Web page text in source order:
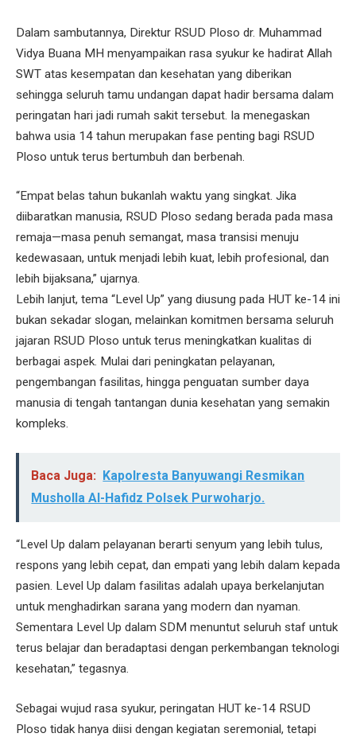
Dalam sambutannya, Direktur RSUD Ploso dr. Muhammad
Vidya Buana MH menyampaikan rasa syukur ke hadirat Allah
SWT atas kesempatan dan kesehatan yang diberikan
sehingga seluruh tamu undangan dapat hadir bersama dalam
peringatan hari jadi rumah sakit tersebut. Ia menegaskan
bahwa usia 14 tahun merupakan fase penting bagi RSUD
Ploso untuk terus bertumbuh dan berbenah.
“Empat belas tahun bukanlah waktu yang singkat. Jika
diibaratkan manusia, RSUD Ploso sedang berada pada masa
remaja—masa penuh semangat, masa transisi menuju
kedewasaan, untuk menjadi lebih kuat, lebih profesional, dan
lebih bijaksana,” ujarnya.
Lebih lanjut, tema “Level Up” yang diusung pada HUT ke-14 ini
bukan sekadar slogan, melainkan komitmen bersama seluruh
jajaran RSUD Ploso untuk terus meningkatkan kualitas di
berbagai aspek. Mulai dari peningkatan pelayanan,
pengembangan fasilitas, hingga penguatan sumber daya
manusia di tengah tantangan dunia kesehatan yang semakin
kompleks.
Baca Juga:
Kapolresta Banyuwangi Resmikan
Musholla Al-Hafidz Polsek Purwoharjo.
“Level Up dalam pelayanan berarti senyum yang lebih tulus,
respons yang lebih cepat, dan empati yang lebih dalam kepada
pasien. Level Up dalam fasilitas adalah upaya berkelanjutan
untuk menghadirkan sarana yang modern dan nyaman.
Sementara Level Up dalam SDM menuntut seluruh staf untuk
terus belajar dan beradaptasi dengan perkembangan teknologi
kesehatan,” tegasnya.
Sebagai wujud rasa syukur, peringatan HUT ke-14 RSUD
Ploso tidak hanya diisi dengan kegiatan seremonial, tetapi